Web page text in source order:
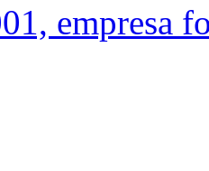
empresa